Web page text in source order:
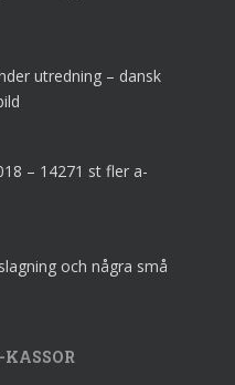
utredning – dansk
– 14271 st fler a-
och några små